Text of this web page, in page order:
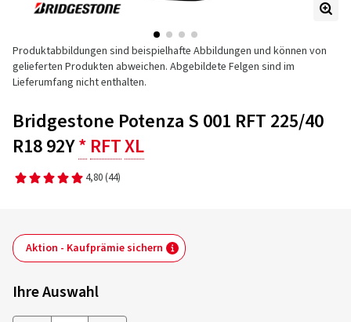
Produktabbildungen sind beispielhafte Abbildungen und können von
gelieferten Produkten abweichen. Abgebildete Felgen sind im
Lieferumfang nicht enthalten.
Bridgestone Potenza S 001 RFT 225/40
R18 92Y* RFTXL
4,80 (44)
Aktion - Kaufprämie sichern
Ihre Auswahl